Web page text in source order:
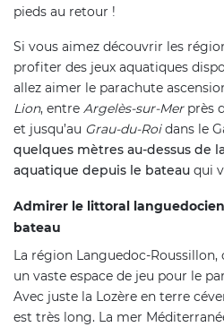
pieds au retour !
Si vous aimez découvrir les
profiter des jeux aquatiques
allez aimer le parachute
Lion, entre Argelès-sur-Merprès
et jusqu’au Grau-du-Roidans le
quelques mètres au-dessus de
aquatique depuis le bateau qui
Admirer le littoral
bateau
La région Languedoc-
un vaste espace de jeu pour le
Avec juste la Lozère en terre
est très long. La mer